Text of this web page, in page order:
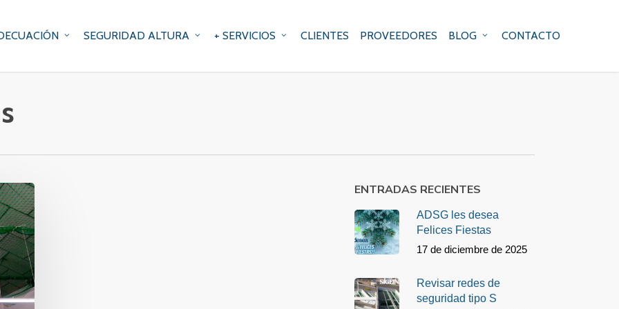
SEGURIDAD ALTURA + SERVICIOS CLIENTES PROVEEDORES BLOG CONTACTO
ENTRADAS RECIENTES
ADSG les desea
Felices Fiestas
17 de diciembre de 2025
Revisar redes de
seguridad tipo S